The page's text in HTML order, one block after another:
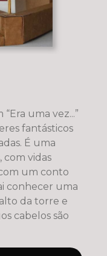
uma vez...”
fantásticos
É uma
com vidas
um conto
conhecer uma
da torre e
cabelos são